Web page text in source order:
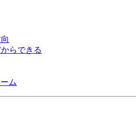
ゲ
らできる
ム